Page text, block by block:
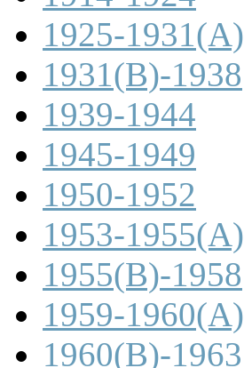
1925-1931(A)
1931(B)-1938
1939-1944
1945-1949
1950-1952
1953-1955(A)
1955(B)-1958
1959-1960(A)
1960(B)-1963